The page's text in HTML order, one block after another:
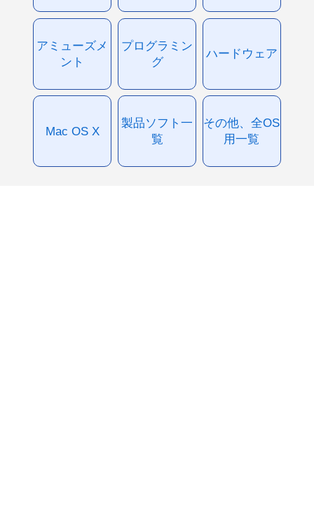
アミューズメ
ント
プログラミン
グ
ハードウェア
Mac OS X
製品ソフト一
覧
その他、全OS
用一覧